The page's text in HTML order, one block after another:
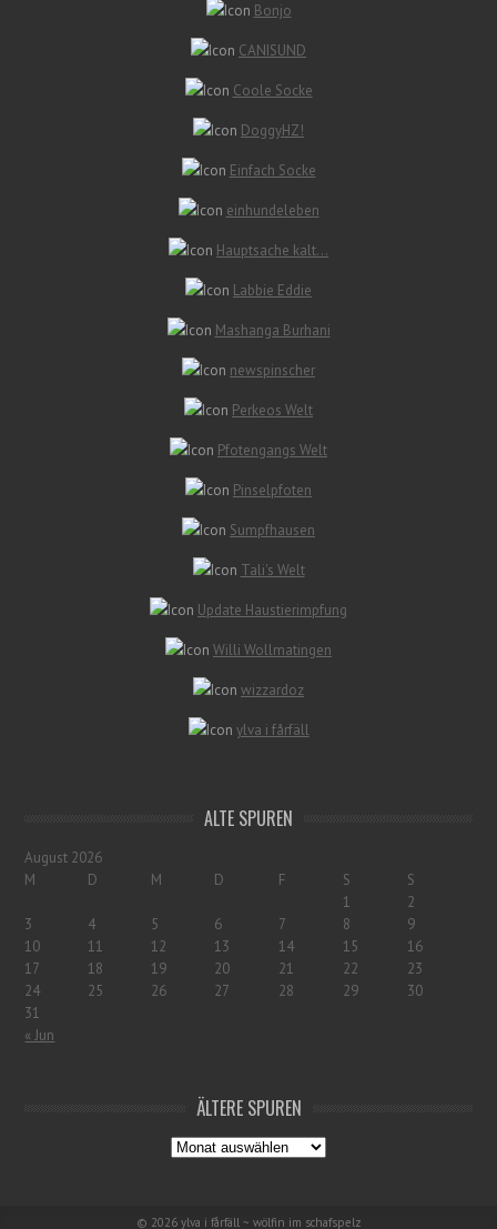
Bonjo
CANISUND
Coole Socke
DoggyHZ!
Einfach Socke
einhundeleben
Hauptsache kalt…
Labbie Eddie
Mashanga Burhani
newspinscher
Perkeos Welt
Pfotengangs Welt
Pinselpfoten
Sumpfhausen
Tali's Welt
Update Haustierimpfung
Willi Wollmatingen
wizzardoz
ylva i fårfäll
ALTE SPUREN
August 2026
M
D M D F S S
« Jun
1
2
3
4 5 6 7 8
9
10
11 12 13 14 15
16
17
18 19 20 21 22
23
24
25 26 27 28 29
30
31
ÄLTERE SPUREN
© 2026 ylva i fårfäll ~ wölfin im schafspelz